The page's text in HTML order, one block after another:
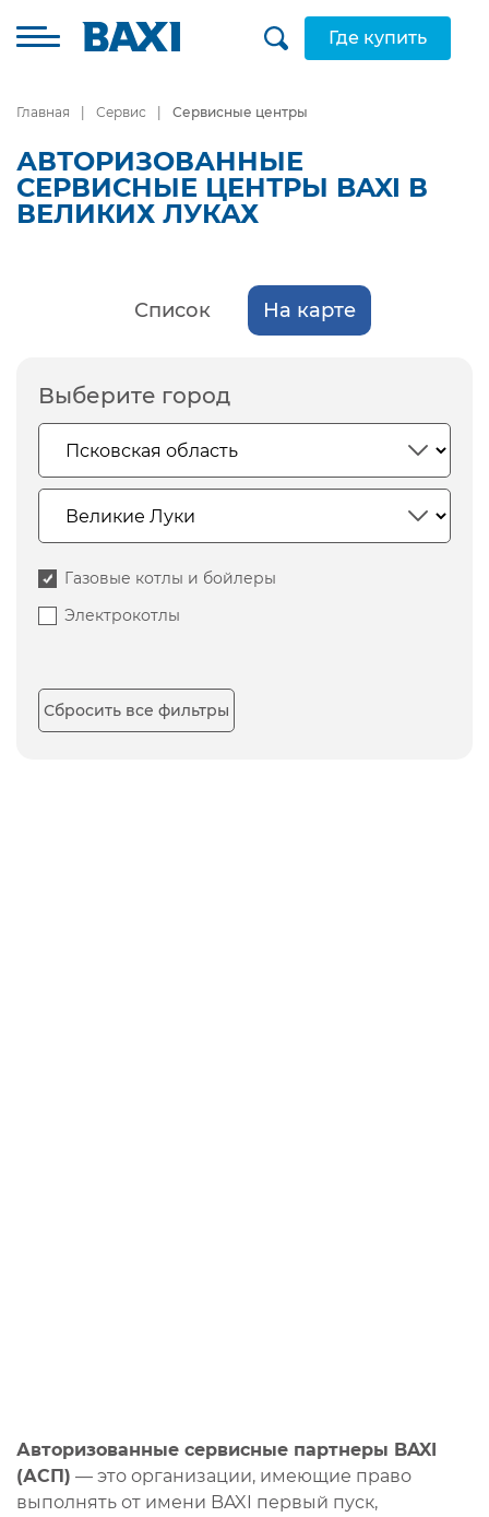
Где купить
Главная Сервис Сервисные центры
АВТОРИЗОВАННЫЕ
СЕРВИСНЫЕ ЦЕНТРЫ BAXI В
ВЕЛИКИХ ЛУКАХ
Список На карте
Выберите город
Газовые котлы и бойлеры
Электрокотлы
Сбросить все фильтры
Авторизованные сервисные партнеры BAXI
(АСП) — это организации, имеющие право
выполнять от имени BAXI первый пуск,